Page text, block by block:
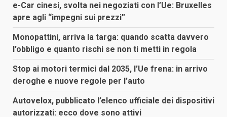
e-Car cinesi, svolta nei negoziati con l’Ue: Bruxelles
apre agli “impegni sui prezzi”
Monopattini, arriva la targa: quando scatta davvero
l’obbligo e quanto rischi se non ti metti in regola
Stop ai motori termici dal 2035, l’Ue frena: in arrivo
deroghe e nuove regole per l’auto
Autovelox, pubblicato l’elenco ufficiale dei dispositivi
autorizzati: ecco dove sono attivi